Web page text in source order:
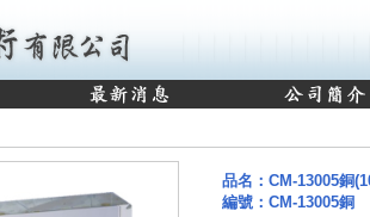
品名：CM-13005銅
編號：CM-13005銅